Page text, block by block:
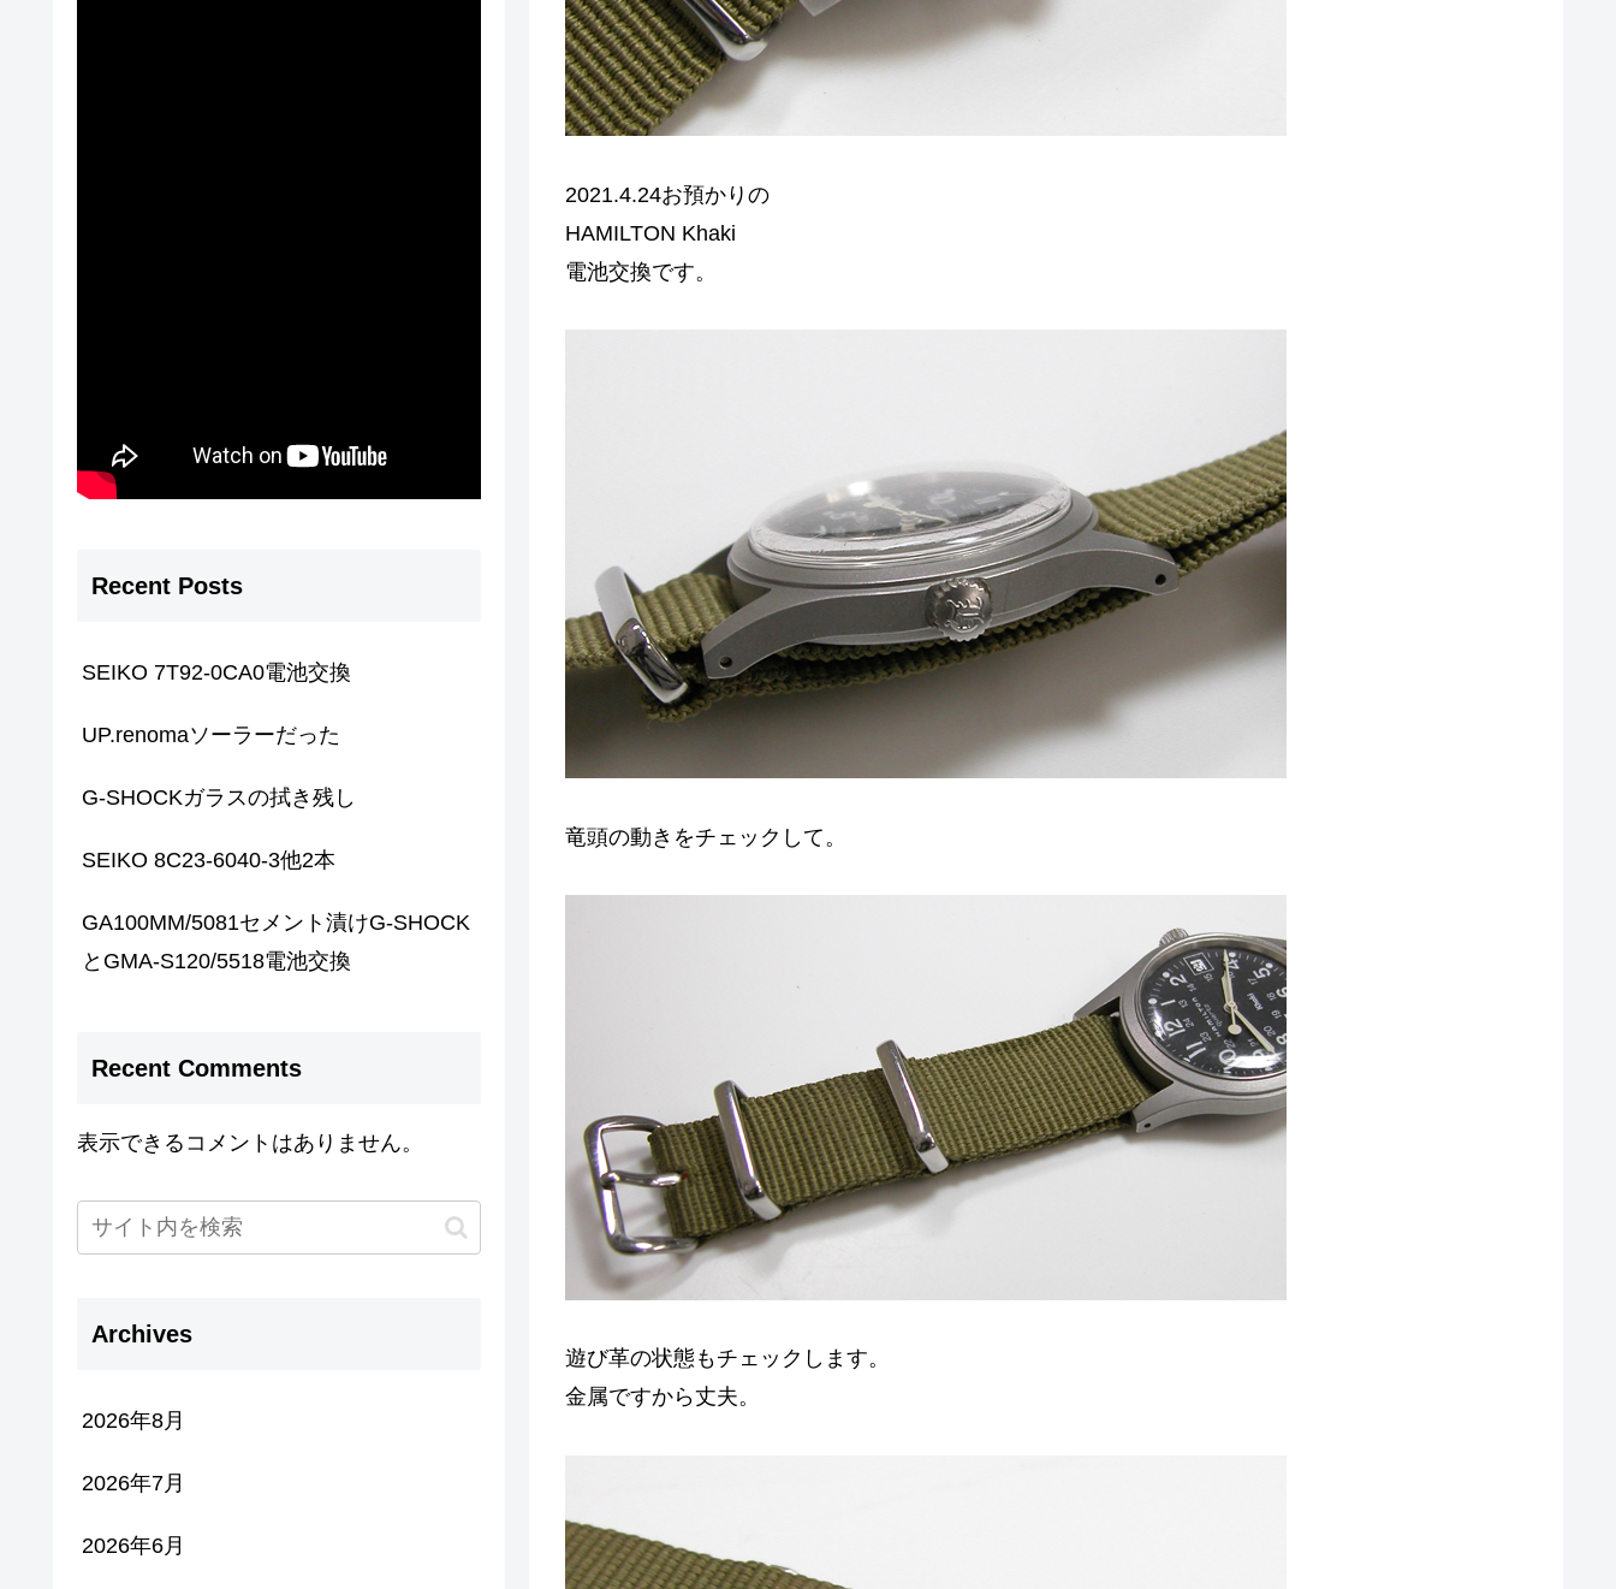
2021.4.24お預かりの
HAMILTON Khaki
電池交換です。
竜頭の動きをチェックして。
遊び革の状態もチェックします。
金属ですから丈夫。
Recent Posts
SEIKO 7T92-0CA0電池交換
UP.renomaソーラーだった
G-SHOCKガラスの拭き残し
SEIKO 8C23-6040-3他2本
GA100MM/5081セメント漬けG-SHOCK
とGMA-S120/5518電池交換
Recent Comments
表示できるコメントはありません。
Archives
2026年8月
2026年7月
2026年6月